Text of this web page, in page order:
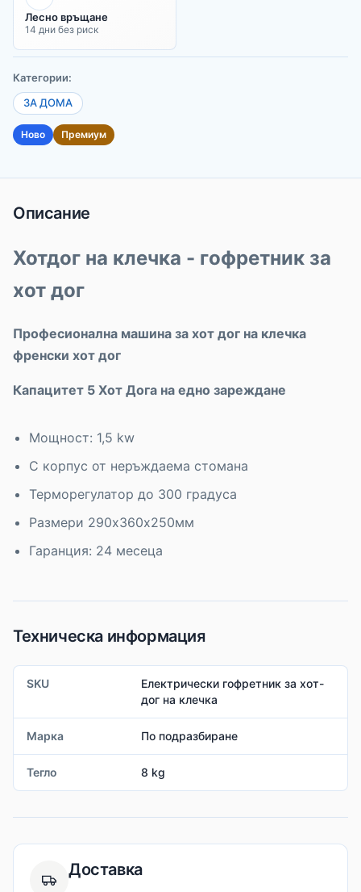
Лесно връщане
14 дни без риск
Категории:
ЗА ДОМА
Ново Премиум
Описание
Хотдог на клечка - гофретник за
хот дог
Професионална машина за хот дог на клечка
френски хот дог
Капацитет 5 Хот Дога на едно зареждане
Мощност: 1,5 kw
С корпус от неръждаема стомана
Терморегулатор до 300 градуса
Размери 290х360х250мм
Гаранция: 24 месеца
Техническа информация
SKU
Електрически гофретник за хот-
дог на клечка
Марка По подразбиране
Тегло 8 kg
Доставка